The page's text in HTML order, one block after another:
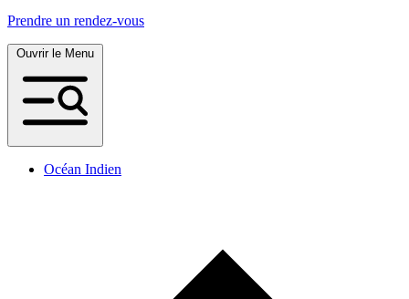
Prendre un rendez-vous
Océan Indien